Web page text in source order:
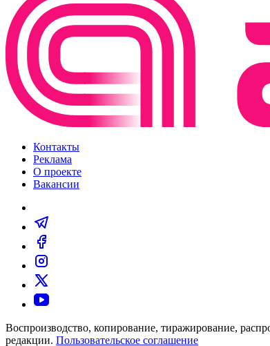
Контакты
Реклама
О проекте
Вакансии
Воспроизводство, копирование, тиражирование,
редакции. Пользовательское соглашение